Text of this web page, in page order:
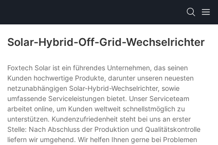
Solar-Hybrid-Off-Grid-Wechselrichter
Foxtech Solar ist ein führendes Unternehmen, das seinen
Kunden hochwertige Produkte, darunter unseren neuesten
netzunabhängigen Solar-Hybrid-Wechselrichter, sowie
umfassende Serviceleistungen bietet. Unser Serviceteam
arbeitet online, um Kunden weltweit schnellstmöglich zu
unterstützen. Kundenzufriedenheit steht bei uns an erster
Stelle: Nach Abschluss der Produktion und Qualitätskontrolle
liefern wir umgehend. Wir helfen Ihnen gerne bei Problemen